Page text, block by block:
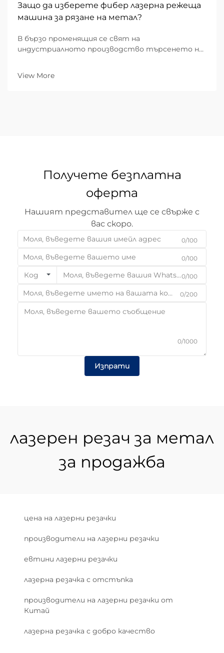
Защо да изберете фибер лазерна режеща
машина за рязане на метал?
В бързо променящия се свят на
индустриалното производство търсенето на
предприятия, ангажирани с метална
View More
Получете безплатна
оферта
Нашият представител ще се свърже с
вас скоро.
0/100
0/100
Код 0/100
0/200
0/1000
Изпрати
лазерен резач за метал
за продажба
цена на лазерни резачки
производители на лазерни резачки
евтини лазерни резачки
лазерна резачка с отстъпка
производители на лазерни резачки от
Китай
лазерна резачка с добро качество